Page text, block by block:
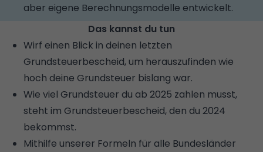
aber eigene Berechnungsmodelle entwickelt.
Das kannst du tun
Wirf einen Blick in deinen letzten
Grundsteuerbescheid, um herauszufinden wie
hoch deine Grundsteuer bislang war.
Wie viel Grundsteuer du ab 2025 zahlen musst,
steht im Grundsteuerbescheid, den du 2024
bekommst.
Mithilfe unserer Formeln für alle Bundesländer